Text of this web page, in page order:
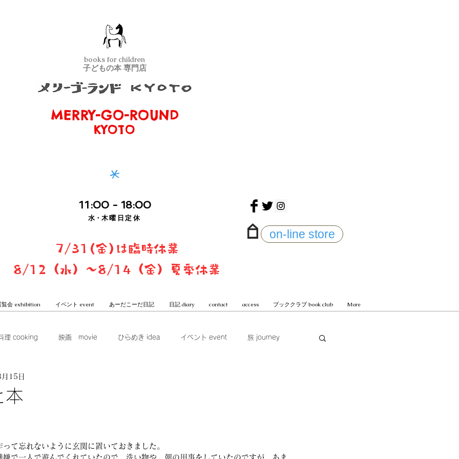
子どもの本 専門店
books for children
メリーゴーランド京都
MERRY-GO-ROUND
KYOTO
*
11 :00 - 18:00
水・ 木曜日定休
on-line store
7/31(金)は臨時休業
8/12（水）〜8/14（金）夏季休業
覧会 exhibition イベント event あーだこーだ日記 日記 diary contact access ブッククラブ book club More
理 cooking 映画 movie ひらめき idea イベント event 旅 journey
book club
本
15日
て忘れないように玄関に置いておきました。
で一人で遊んでくれていたので、洗い物や、朝の用事をしていたのですが、あま